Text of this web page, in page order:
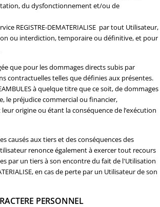
du dysfonctionnement et/ou de
REGISTRE-DEMATERIALISE par tout Utilisateur,
ou interdiction, temporaire ou définitive, et pour
que pour les dommages directs subis par
contractuelles telles que définies aux présentes.
à quelque titre que ce soit, de dommages
le préjudice commercial ou financier,
origine ou étant la conséquence de l’exécution
causés aux tiers et des conséquences des
renonce également à exercer tout recours
par un tiers à son encontre du fait de l'Utilisation
en cas de perte par un Utilisateur de son
PERSONNEL